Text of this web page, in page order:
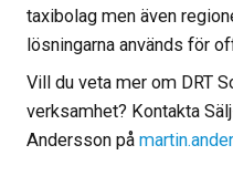
taxibolag men även
lösningarna används för
Vill du veta mer om DRT
verksamhet? Kontakta
Andersson på